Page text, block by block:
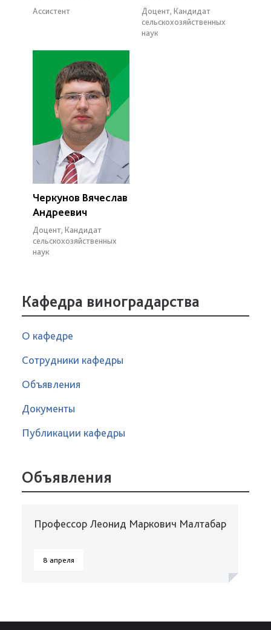
Ассистент
Доцент, Кандидат
сельскохозяйственных
наук
Черкунов Вячеслав
Андреевич
Доцент, Кандидат
сельскохозяйственных
наук
Кафедра виноградарства
О кафедре
Сотрудники кафедры
Объявления
Документы
Публикации кафедры
Объявления
Профессор Леонид Маркович Малтабар
8 апреля